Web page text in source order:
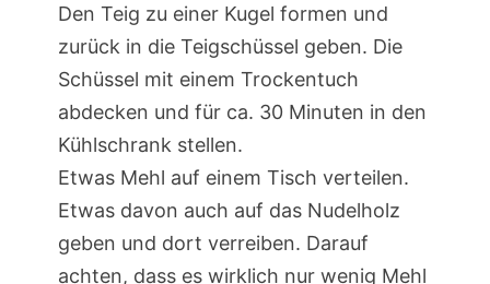
Den Teig zu einer Kugel formen und
zurück in die Teigschüssel geben. Die
Schüssel mit einem Trockentuch
abdecken und für ca. 30 Minuten in den
Kühlschrank stellen.
Etwas Mehl auf einem Tisch verteilen.
Etwas davon auch auf das Nudelholz
geben und dort verreiben. Darauf
achten, dass es wirklich nur wenig Mehl